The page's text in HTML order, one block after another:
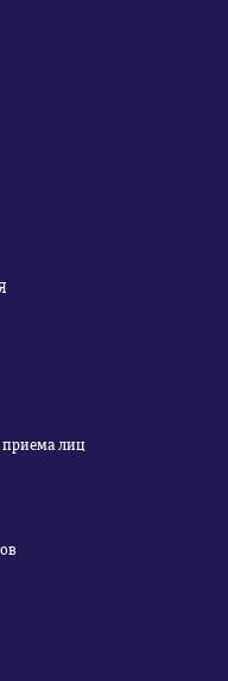
приема лиц